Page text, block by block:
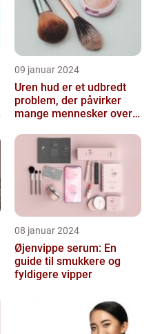
09 januar 2024
Uren hud er et udbredt
problem, der påvirker
mange mennesker over
08 januar 2024
Øjenvippe serum: En
guide til smukkere og
fyldigere vipper